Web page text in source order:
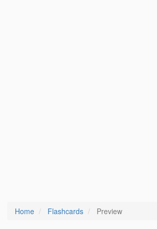
Home Flashcards Preview